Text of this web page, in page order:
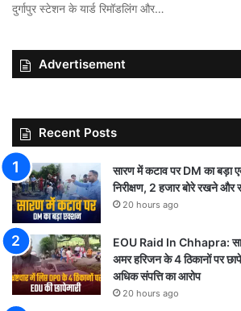
दुर्गापुर स्टेशन के यार्ड रिमॉडलिंग और…
Advertisement
Recent Posts
सारण में कटाव पर DM का बड़ा
निरीक्षण, 2 हजार बोरे रखने और
20 hours ago
EOU Raid In Chhapra:
अमर हरिजन के 4 ठिकानों पर
अधिक संपत्ति का आरोप
20 hours ago